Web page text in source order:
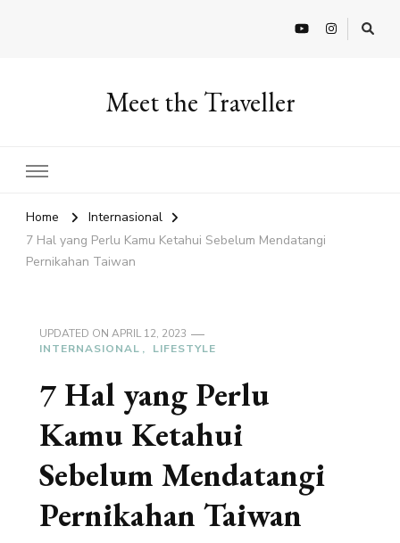
Meet the Traveller
Home
Internasional
7 Hal yang Perlu Kamu Ketahui Sebelum Mendatangi
Pernikahan Taiwan
UPDATED ON APRIL 12, 2023
INTERNASIONAL
LIFESTYLE
7 Hal yang Perlu
Kamu Ketahui
Sebelum Mendatangi
Pernikahan Taiwan